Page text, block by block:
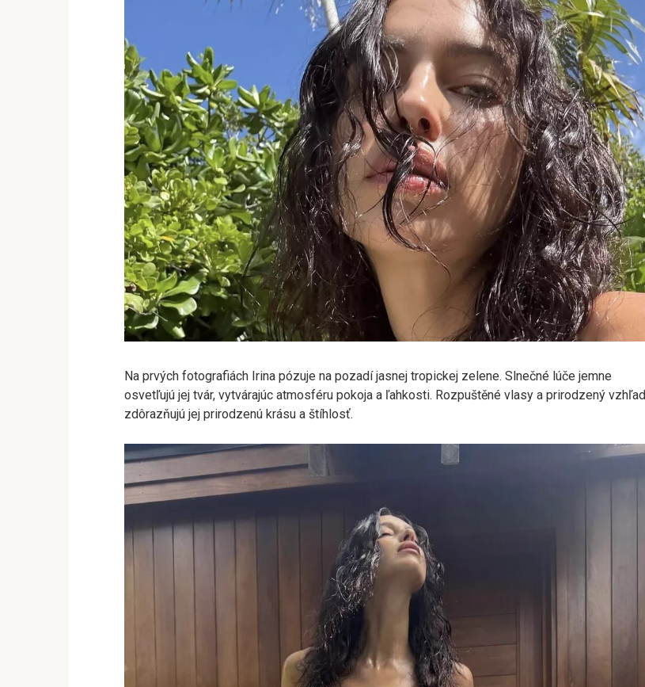
Na prvých fotografiách Irina pózuje na pozadí jasnej tropickej zelene. Slnečné lúče jemne
osvetľujú jej tvár, vytvárajúc atmosféru pokoja a ľahkosti. Rozpuštěné vlasy a prirodzený vzhľad
zdôrazňujú jej prirodzenú krásu a štíhlosť.